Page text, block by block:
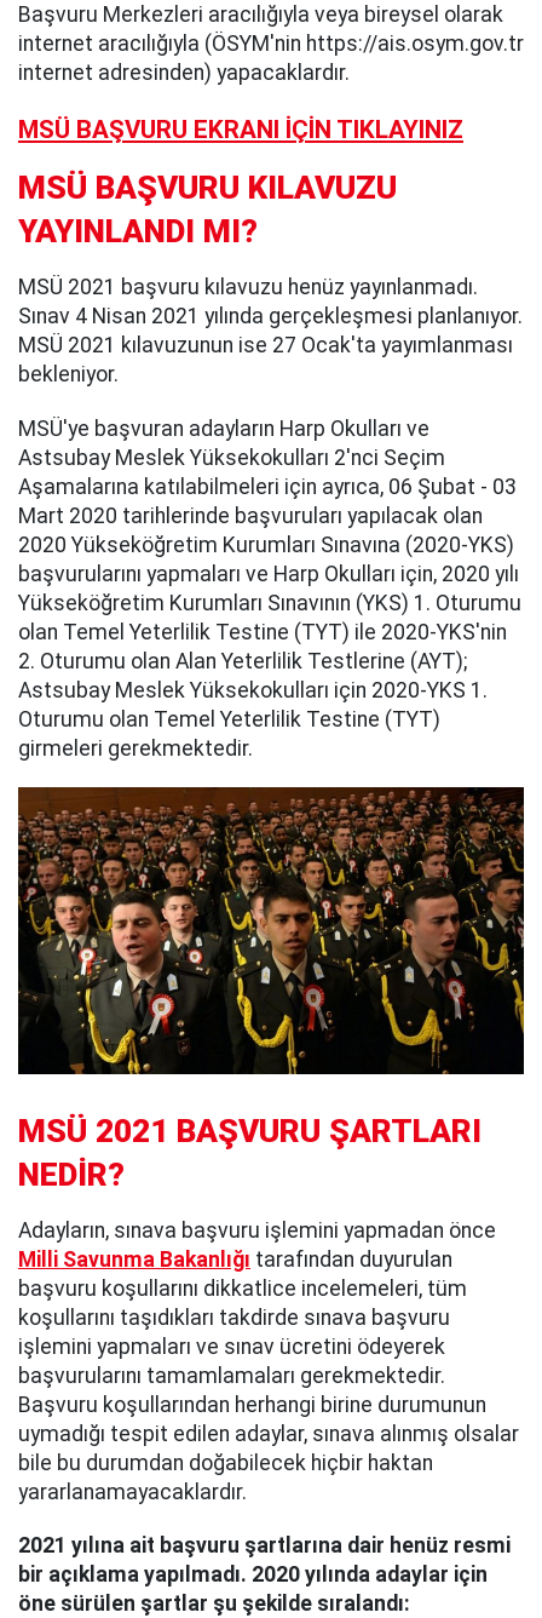
Başvuru Merkezleri aracılığıyla veya bireysel olarak
internet aracılığıyla (ÖSYM'nin https://ais.osym.gov.tr
internet adresinden) yapacaklardır.
MSÜ BAŞVURU EKRANI İÇİN TIKLAYINIZ
MSÜ BAŞVURU KILAVUZU
YAYINLANDI MI?
MSÜ 2021 başvuru kılavuzu henüz yayınlanmadı.
Sınav 4 Nisan 2021 yılında gerçekleşmesi planlanıyor.
MSÜ 2021 kılavuzunun ise 27 Ocak'ta yayımlanması
bekleniyor.
MSÜ'ye başvuran adayların Harp Okulları ve
Astsubay Meslek Yüksekokulları 2'nci Seçim
Aşamalarına katılabilmeleri için ayrıca, 06 Şubat - 03
Mart 2020 tarihlerinde başvuruları yapılacak olan
2020 Yükseköğretim Kurumları Sınavına (2020-YKS)
başvurularını yapmaları ve Harp Okulları için, 2020 yılı
Yükseköğretim Kurumları Sınavının (YKS) 1. Oturumu
olan Temel Yeterlilik Testine (TYT) ile 2020-YKS'nin
2. Oturumu olan Alan Yeterlilik Testlerine (AYT);
Astsubay Meslek Yüksekokulları için 2020-YKS 1.
Oturumu olan Temel Yeterlilik Testine (TYT)
girmeleri gerekmektedir.
MSÜ 2021 BAŞVURU ŞARTLARI
NEDİR?
Adayların, sınava başvuru işlemini yapmadan önce
Milli Savunma Bakanlığı tarafından duyurulan
başvuru koşullarını dikkatlice incelemeleri, tüm
koşullarını taşıdıkları takdirde sınava başvuru
işlemini yapmaları ve sınav ücretini ödeyerek
başvurularını tamamlamaları gerekmektedir.
Başvuru koşullarından herhangi birine durumunun
uymadığı tespit edilen adaylar, sınava alınmış olsalar
bile bu durumdan doğabilecek hiçbir haktan
yararlanamayacaklardır.
2021 yılına ait başvuru şartlarına dair henüz resmi
bir açıklama yapılmadı. 2020 yılında adaylar için
öne sürülen şartlar şu şekilde sıralandı: